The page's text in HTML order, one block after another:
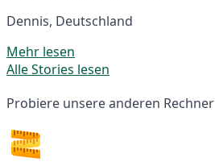
Dennis, Deutschland
Mehr lesen
Alle Stories lesen
Probiere unsere anderen Rechner